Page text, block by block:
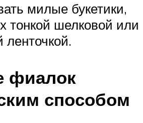
милые букетики,
тонкой шелковой или
ленточкой.
фиалок
способом